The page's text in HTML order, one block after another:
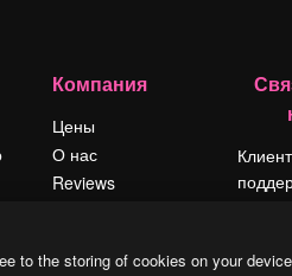
Компания
Цены
О нас
Reviews
Блог
to the storing of cookies on your